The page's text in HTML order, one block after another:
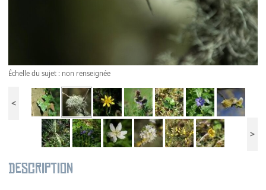
Échelle du sujet : non renseignée
<
>
Description